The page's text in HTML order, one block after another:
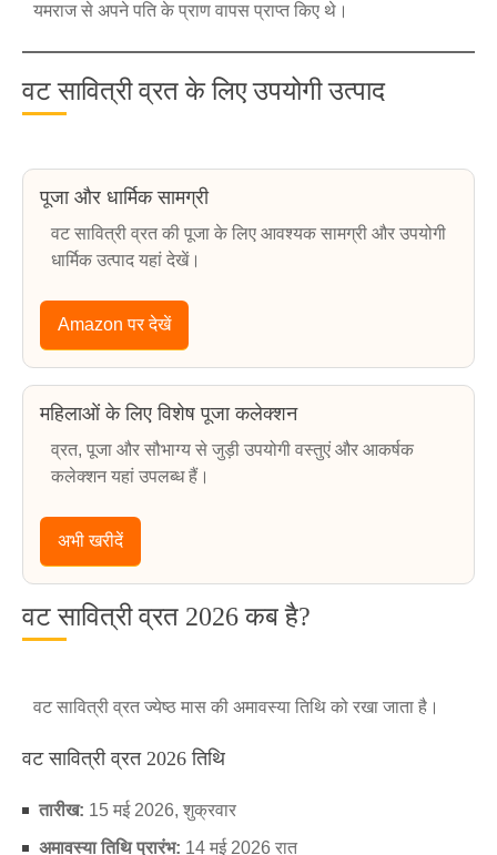
यमराज से अपने पति के प्राण वापस प्राप्त किए थे।
वट सावित्री व्रत के लिए उपयोगी उत्पाद
पूजा और धार्मिक सामग्री
वट सावित्री व्रत की पूजा के लिए आवश्यक सामग्री और उपयोगी
धार्मिक उत्पाद यहां देखें।
Amazon पर देखें
महिलाओं के लिए विशेष पूजा कलेक्शन
व्रत, पूजा और सौभाग्य से जुड़ी उपयोगी वस्तुएं और आकर्षक
कलेक्शन यहां उपलब्ध हैं।
अभी खरीदें
वट सावित्री व्रत 2026 कब है?
वट सावित्री व्रत ज्येष्ठ मास की अमावस्या तिथि को रखा जाता है।
वट सावित्री व्रत 2026 तिथि
तारीख: 15 मई 2026, शुक्रवार
अमावस्या तिथि प्रारंभ: 14 मई 2026 रात